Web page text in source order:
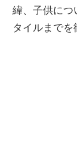
緯、子供につ
タイルまでを